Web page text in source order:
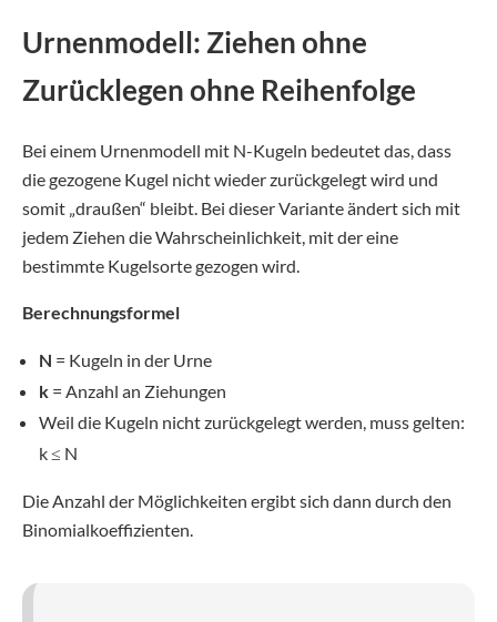
Urnenmodell: Ziehen ohne
Zurücklegen ohne Reihenfolge
Bei einem Urnenmodell mit N-Kugeln bedeutet das, dass
die gezogene Kugel nicht wieder zurückgelegt wird und
somit „draußen“ bleibt. Bei dieser Variante ändert sich mit
jedem Ziehen die Wahrscheinlichkeit, mit der eine
bestimmte Kugelsorte gezogen wird.
Berechnungsformel
N = Kugeln in der Urne
k = Anzahl an Ziehungen
Weil die Kugeln nicht zurückgelegt werden, muss gelten:
k ≤ N
Die Anzahl der Möglichkeiten ergibt sich dann durch den
Binomialkoeffizienten.